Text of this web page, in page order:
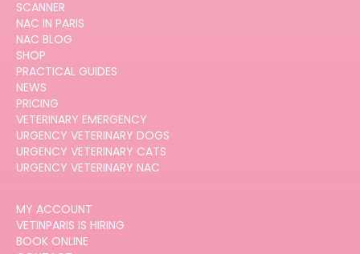
SCANNER
NAC IN PARIS
NAC BLOG
SHOP
PRACTICAL GUIDES
NEWS
PRICING
VETERINARY EMERGENCY
URGENCY VETERINARY DOGS
URGENCY VETERINARY CATS
URGENCY VETERINARY NAC
MY ACCOUNT
VETINPARIS IS HIRING
BOOK ONLINE